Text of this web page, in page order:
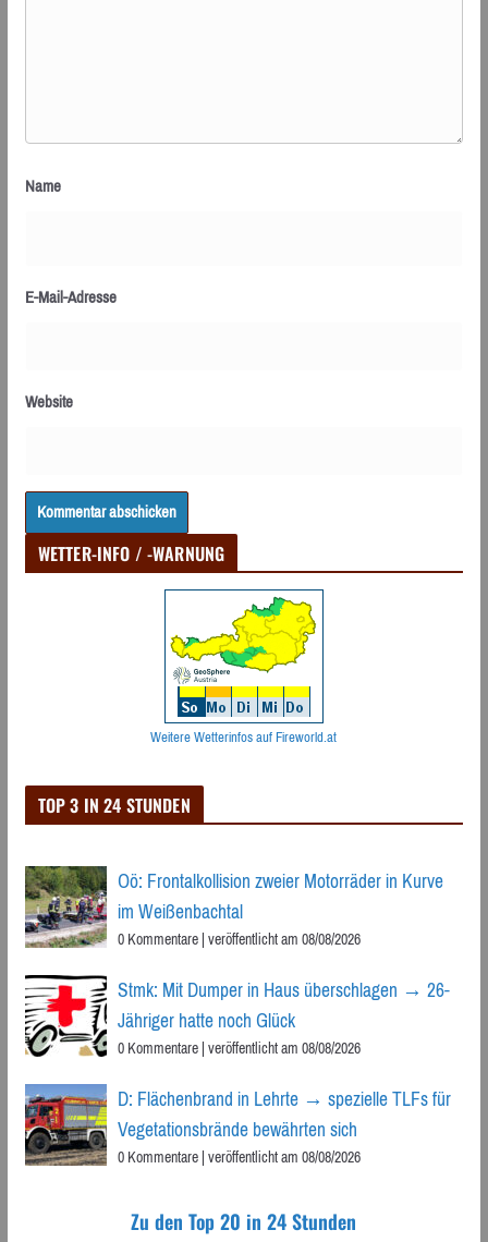
Name
E-Mail-Adresse
Website
WETTER-INFO / -WARNUNG
Weitere Wetterinfos auf Fireworld.at
TOP 3 IN 24 STUNDEN
Oö: Frontalkollision zweier Motorräder in Kurve
im Weißenbachtal
0 Kommentare|veröffentlicht am 08/08/2026
Stmk: Mit Dumper in Haus überschlagen → 26-
Jähriger hatte noch Glück
0 Kommentare|veröffentlicht am 08/08/2026
D: Flächenbrand in Lehrte → spezielle TLFs für
Vegetationsbrände bewährten sich
0 Kommentare|veröffentlicht am 08/08/2026
Zu den Top 20 in 24 Stunden